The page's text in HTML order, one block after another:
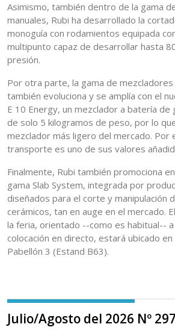
Asimismo, también dentro de la gama
manuales, Rubi ha desarrollado la
monoguía con rodamientos equipada
multipunto capaz de desarrollar hasta
presión.
Por otra parte, la gama de mezcladores
también evoluciona y se amplía con el
E 10 Energy, un mezclador a batería de
de solo 5 kilogramos de peso, por lo
mezclador más ligero del mercado. Por
transporte es uno de sus valores
Finalmente, Rubi también promociona
gama Slab System, integrada por
diseñados para el corte y manipulación
cerámicos, tan en auge en el mercado.
la feria, orientado --como es habitual--
colocación en directo, estará ubicado
Pabellón 3 (Estand B63).
Julio/Agosto del 2026 Nº 297